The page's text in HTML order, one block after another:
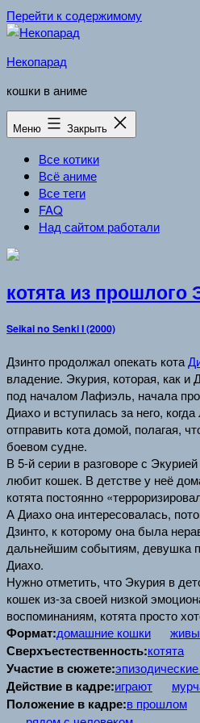
Перейти к содержимому
Некопарад
кошки в аниме
Меню Закрыть
Все котики
Всё аниме
Все теги
FAQ
Над сайтом работали
котята из прошлого
Seikai no Senki I (2000)
Дзинто продолжал опекать кота
владение. Экурия, которая, как и
под началом Лафиэль, начала
Диахо и вступилась за него,
отправить кота домой, полагая,
боевом судне.
В 5-й серии в разговоре с
любит кошек. В детстве у неё
котята постоянно
А Диахо она интересовалась,
Дзинто, к которому она была
дальнейшим событиям, девушка
Диахо.
Нужно отметить, что Экурия в
кошек из-за своей низкой
воспоминаниям, котята просто
Формат:домашние кошки
Сверхъестественность:котята
Участие в сюжете:
Действие в кадре:играют
Положение в кадре:в прошлом